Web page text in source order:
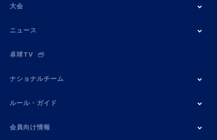
大会
ニュース
卓球TV
ナショナルチーム
ルール・ガイド
会員向け情報